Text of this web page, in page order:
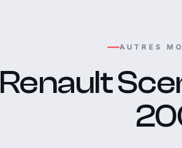
AUTRES
Renault